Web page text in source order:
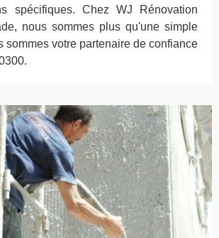
spécifiques. Chez WJ Rénovation
nous sommes plus qu'une simple
sommes votre partenaire de confiance